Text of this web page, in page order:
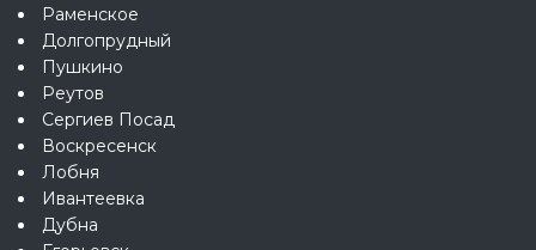
Раменское
Долгопрудный
Пушкино
Реутов
Сергиев Посад
Воскресенск
Лобня
Ивантеевка
Дубна